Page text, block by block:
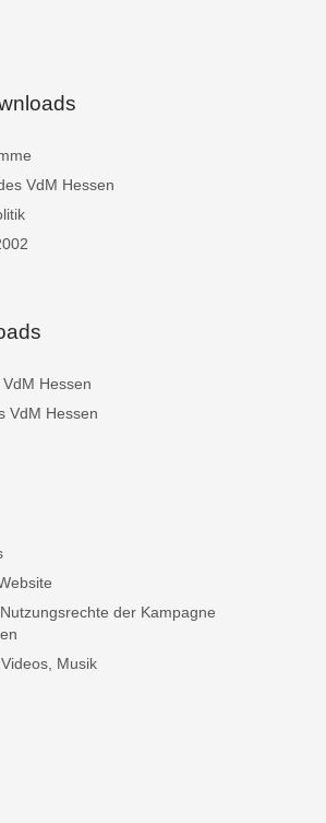
VdM Hessen
Hessen
VdM Hessen
der Kampagne
Musik